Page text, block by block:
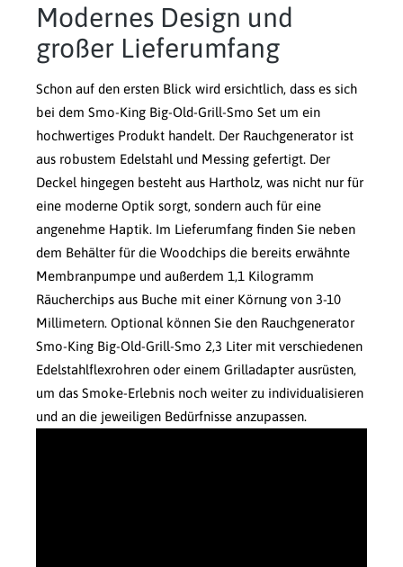
Modernes Design und
großer Lieferumfang
Schon auf den ersten Blick wird ersichtlich, dass es sich
bei dem Smo-King Big-Old-Grill-Smo Set um ein
hochwertiges Produkt handelt. Der Rauchgenerator ist
aus robustem Edelstahl und Messing gefertigt. Der
Deckel hingegen besteht aus Hartholz, was nicht nur für
eine moderne Optik sorgt, sondern auch für eine
angenehme Haptik. Im Lieferumfang finden Sie neben
dem Behälter für die Woodchips die bereits erwähnte
Membranpumpe und außerdem 1,1 Kilogramm
Räucherchips aus Buche mit einer Körnung von 3-10
Millimetern. Optional können Sie den Rauchgenerator
Smo-King Big-Old-Grill-Smo 2,3 Liter mit verschiedenen
Edelstahlflexrohren oder einem Grilladapter ausrüsten,
um das Smoke-Erlebnis noch weiter zu individualisieren
und an die jeweiligen Bedürfnisse anzupassen.